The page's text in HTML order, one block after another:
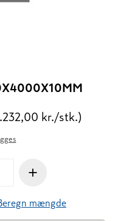
kr./stk.)
+
mængde